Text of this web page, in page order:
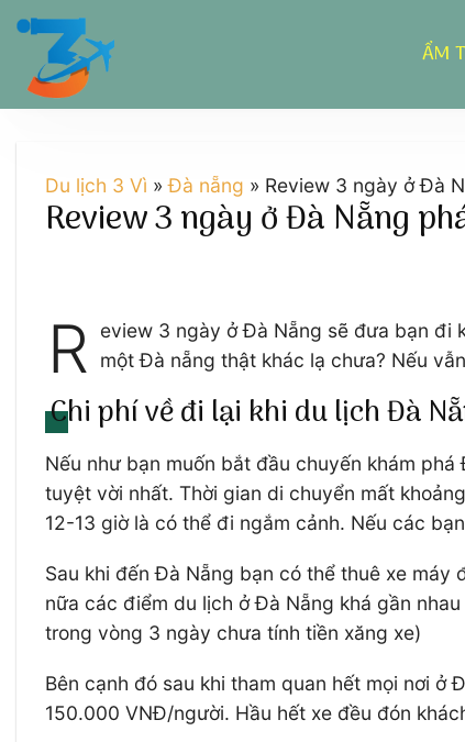
Chuyển
dung
ẨM
Du lịch 3 Vì »Đà nẵng » Review 3 ngày ở Đà
Review 3 ngày ở Đà Nẵng
R
eview 3 ngày ở Đà Nẵng sẽ đưa bạn đi
một Đà nẵng thật khác lạ chưa? Nếu
Chi phí về đi lại khi du lịch Đà
Nếu như bạn muốn bắt đầu chuyến khám
tuyệt vời nhất. Thời gian di chuyển mất
12-13 giờ là có thể đi ngắm cảnh. Nếu các
Sau khi đến Đà Nẵng bạn có thể thuê xe
nữa các điểm du lịch ở Đà Nẵng khá gần
trong vòng 3 ngày chưa tính tiền xăng xe)
Bên cạnh đó sau khi tham quan hết mọi nơi
150.000 VNĐ/người. Hầu hết xe đều đón